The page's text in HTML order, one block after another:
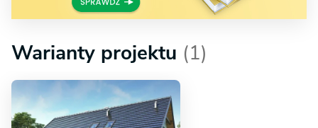
Warianty projektu (1)